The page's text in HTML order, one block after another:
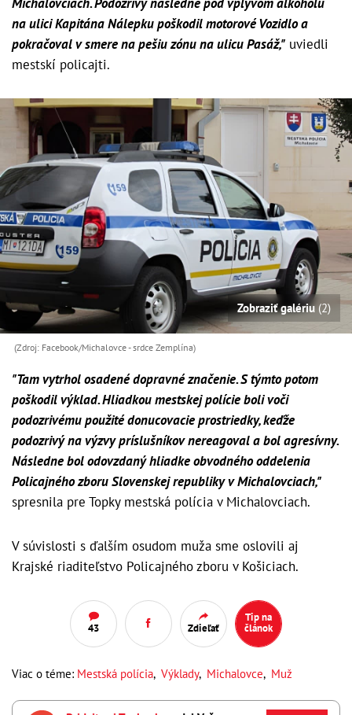
na ulici Kapitána Nálepku poškodil motorové Vozidlo a
pokračoval v smere na pešiu zónu na ulicu Pasáž," uviedli
mestskí policajti.
Zobraziť galériu(2)
(Zdroj: Facebook/Michalovce - srdce Zemplína)
"Tam vytrhol osadené dopravné značenie. S týmto potom
poškodil výklad. Hliadkou mestskej polície boli voči
podozrivému použité donucovacie prostriedky, keďže
podozrivý na výzvy príslušníkov nereagoval a bol agresívny.
Následne bol odovzdaný hliadke obvodného oddelenia
Policajného zboru Slovenskej republiky v Michalovciach,"
spresnila pre Topky mestská polícia v Michalovciach.
V súvislosti s ďalším osudom muža sme oslovili aj
Krajské riaditeľstvo Policajného zboru v Košiciach.
43 Zdieľať
Tip na
článok
Viac o téme: Mestská polícia, Výklady, Michalovce, Muž